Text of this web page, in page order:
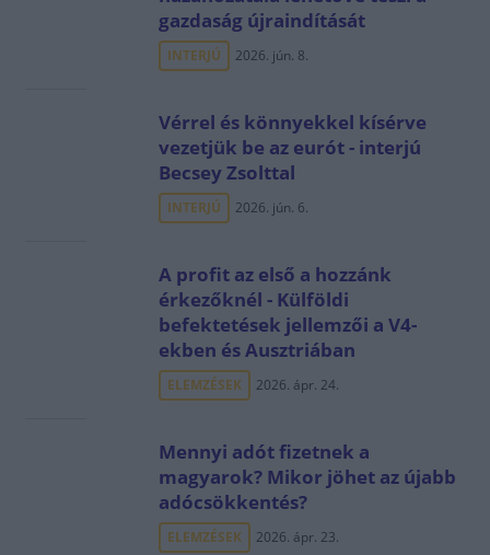
gazdaság újraindítását
INTERJÚ 2026. jún. 8.
Vérrel és könnyekkel kísérve
vezetjük be az eurót - interjú
Becsey Zsolttal
INTERJÚ 2026. jún. 6.
A profit az első a hozzánk
érkezőknél - Külföldi
befektetések jellemzői a V4-
ekben és Ausztriában
ELEMZÉSEK 2026. ápr. 24.
Mennyi adót fizetnek a
magyarok? Mikor jöhet az újabb
adócsökkentés?
ELEMZÉSEK 2026. ápr. 23.